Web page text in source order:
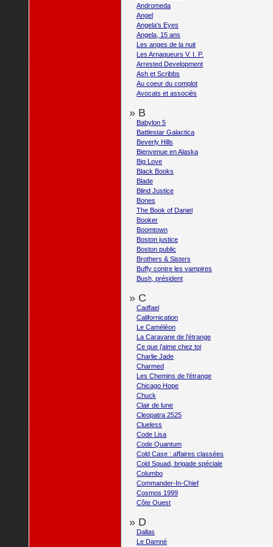
Andromeda
Angel
Angela's Eyes
Angela, 15 ans
Les anges de la nuit
Les Arnaqueurs V. I. P.
Arrested Development
Ash et Scribbs
Au coeur du complot
Avocats et associés
» B
Babylon 5
Battlestar Galactica
Beverly Hills
Bienvenue en Alaska
Big Love
Black Books
Blade
Blind Justice
Bones
The Book of Daniel
Booker
Boomtown
Boston justice
Boston public
Brothers & Sisters
Buffy contre les vampires
Bush, président
» C
Cadfael
Californication
Le Caméléon
La Caravane de l’étrange
Ce que j'aime chez toi
Charlie Jade
Charmed
Les Chemins de l’étrange
Chicago Hope
Chuck
Clair de lune
Cleopatra 2525
Clueless
Code Lisa
Code Quantum
Cold Case : affaires classées
Cold Squad, brigade spéciale
Columbo
Commander-In-Chief
Cosmos 1999
Côte Ouest
» D
Dallas
Le Damné